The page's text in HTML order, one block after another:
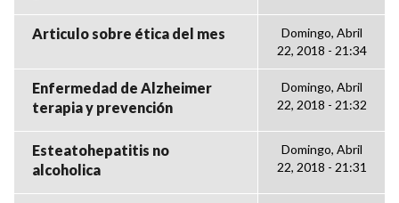
Articulo sobre ética del mes
Domingo, Abril
22, 2018 - 21:34
Enfermedad de Alzheimer
terapia y prevención
Domingo, Abril
22, 2018 - 21:32
Esteatohepatitis no
alcoholica
Domingo, Abril
22, 2018 - 21:31